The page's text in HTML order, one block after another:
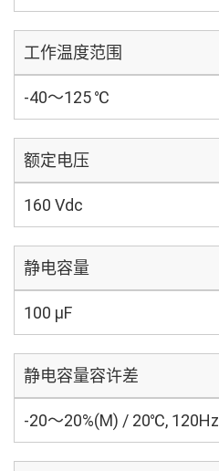
工作温度范围
-40～125 ℃
额定电压
160 Vdc
静电容量
100 µF
静电容量容许差
-20～20%(M) / 20℃, 120Hz